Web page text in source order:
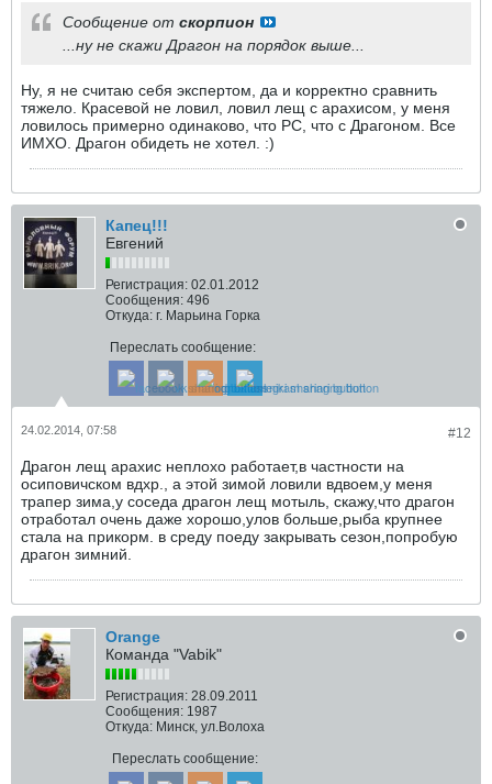
Сообщение от скорпион
...ну не скажи Драгон на порядок выше...
Ну, я не считаю себя экспертом, да и корректно сравнить
тяжело. Красевой не ловил, ловил лещ с арахисом, у меня
ловилось примерно одинаково, что РС, что с Драгоном. Все
ИМХО. Драгон обидеть не хотел. :)
Капец!!!
Евгений
Регистрация: 02.01.2012
Сообщения: 496
Откуда: г. Марьина Горка
Переслать сообщение:
#12
24.02.2014, 07:58
Драгон лещ арахис неплохо работает,в частности на
осиповичском вдхр., а этой зимой ловили вдвоем,у меня
трапер зима,у соседа драгон лещ мотыль, скажу,что драгон
отработал очень даже хорошо,улов больше,рыба крупнее
стала на прикорм. в среду поеду закрывать сезон,попробую
драгон зимний.
Orange
Команда "Vabik"
Регистрация: 28.09.2011
Сообщения: 1987
Откуда: Минск, ул.Волоха
Переслать сообщение: